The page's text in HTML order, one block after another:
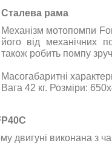
Сталева рама
Механізм мотопомпи
його від механічних
також робить помпу
Масогабаритні
Вага 42 кг. Розміри:
двигуні виконана з